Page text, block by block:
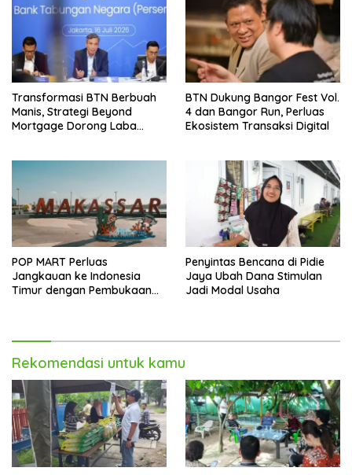
Transformasi BTN Berbuah
Manis, Strategi Beyond
Mortgage Dorong Laba
BTN Dukung Bangor Fest Vol.
4 dan Bangor Run, Perluas
Ekosistem Transaksi Digital
POP MART Perluas
Jangkauan ke Indonesia
Timur dengan Pembukaan
Penyintas Bencana di Pidie
Jaya Ubah Dana Stimulan
Jadi Modal Usaha
Rekomendasi untuk kamu